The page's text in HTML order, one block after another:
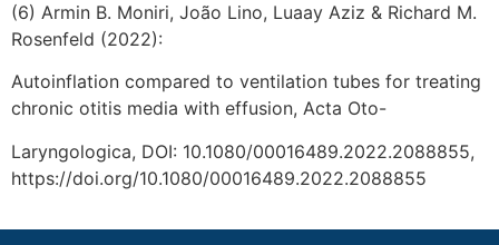
(6) Armin B. Moniri, João Lino, Luaay Aziz & Richard M.
Rosenfeld (2022):
Autoinflation compared to ventilation tubes for treating
chronic otitis media with effusion, Acta Oto-
Laryngologica, DOI: 10.1080/00016489.2022.2088855,
https://doi.org/10.1080/00016489.2022.2088855